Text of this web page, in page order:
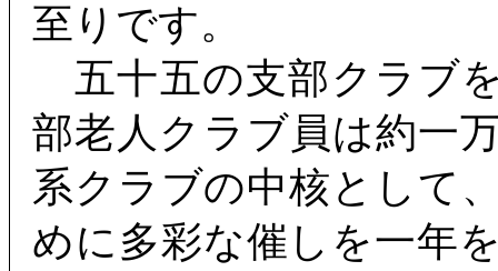
至りです。
五十五の支部クラブ
部老人クラブ員は約一
系クラブの中核として
めに多彩な催しを一年